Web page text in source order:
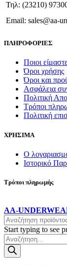
επιλεγούν
στη
σελίδα
προϊόντος
Τηλ: (23210)
Email: sales@aa-
ΠΛΗΡΟΦΟΡΙΕΣ
Ποιοι
Όροι χρήσης
Όροι και
Ασφάλεια
Πολιτική
Τρόποι
Πολιτική
ΧΡΗΣΙΜΑ
Ο
Ιστορικό
Τρόποι πληρωμής
AA-
Start typing to see
Products
search